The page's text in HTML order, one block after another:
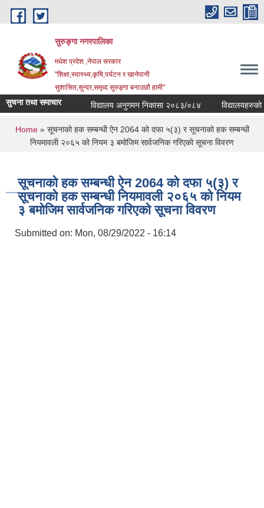
Skip to main content
सुरुङ्‍गा नगरपालिका
मधेश प्रदेश ,नेपाल सरकार
"शिक्षा,स्वास्थ्य,कृषि,पर्यटन र खानेपानी
सुशासित,सुन्दर,समृध्द सुरुङ्गा बनाउछौ हामी"
सुचना तथा समाचार विद्यालय अनुगमन निकासा २०८३/०८४ विद्यालयहरुको
You are here
Home» सूचनाको हक सम्बन्धी ऐन 2064 को दफा ५(३) र सूचनाको हक सम्बन्धी
नियमावली २०६५ को नियम ३ बमोजिम सार्वजनिक गरिएको सूचना विवरण
सूचनाको हक सम्बन्धी ऐन 2064 को दफा ५(३) र
सूचनाको हक सम्बन्धी नियमावली २०६५ को नियम
३ बमोजिम सार्वजनिक गरिएको सूचना विवरण
Submitted on: Mon, 08/29/2022 - 16:14